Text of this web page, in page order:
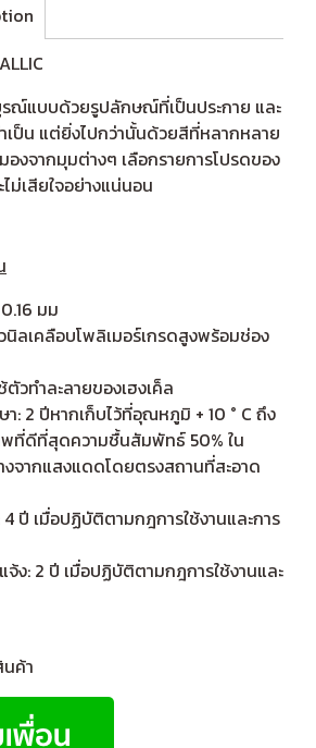
ณ์แบบด้วยรูปลักษณ์ที่เป็นประกาย และ
เป็น แต่ยิ่งไปกว่านั้นด้วยสีที่หลากหลาย
งจากมุมต่างๆ เลือกรายการโปรดของ
เสียใจอย่างแน่นอน
มม
นิลเคลือบโพลิเมอร์เกรดสูงพร้อมช่อง
ตัวทำละลายของเฮงเค็ล
ษา: 2 ปีหากเก็บไว้ที่อุณหภูมิ + 10 ° C ถึง
ที่ดีที่สุดความชื้นสัมพัทธ์ 50% ใน
จากแสงแดดโดยตรงสถานที่สะอาด
4 ปี เมื่อปฏิบัติตามกฎการใช้งานและการ
จ้ง: 2 ปี เมื่อปฏิบัติตามกฎการใช้งานและ
ค้า